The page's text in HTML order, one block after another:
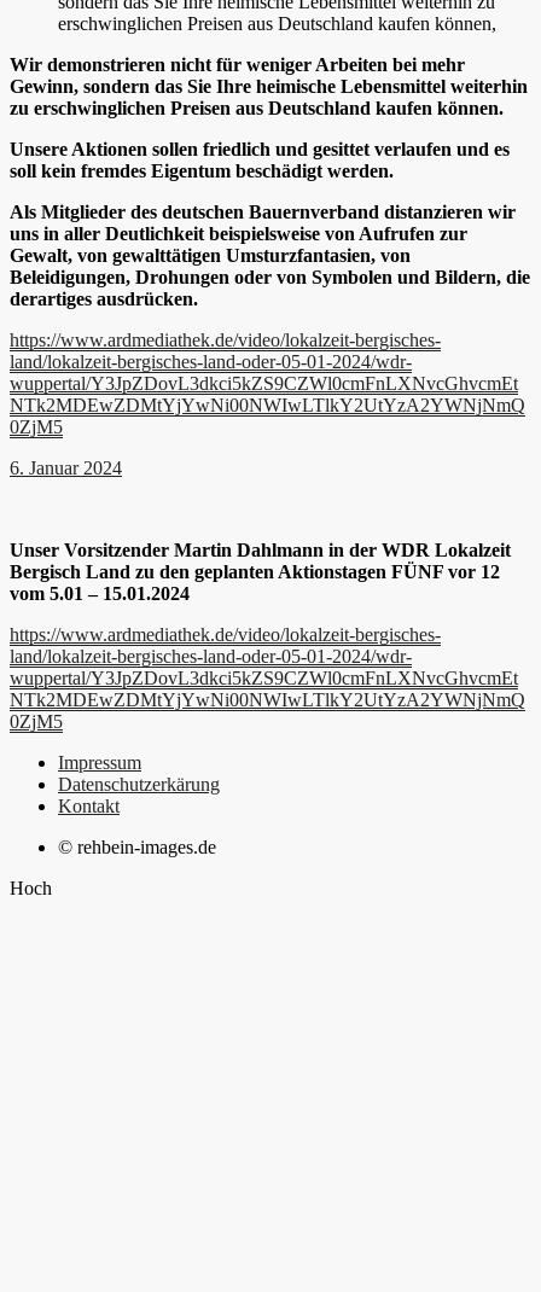
erschwinglichen Preisen aus Deutschland kaufen können,
Wir demonstrieren nicht für weniger Arbeiten bei mehr
Gewinn, sondern das Sie Ihre heimische Lebensmittel weiterhin
zu erschwinglichen Preisen aus Deutschland kaufen können.
Unsere Aktionen sollen friedlich und gesittet verlaufen und es
soll kein fremdes Eigentum beschädigt werden.
Als Mitglieder des deutschen Bauernverband distanzieren wir
uns in aller Deutlichkeit beispielsweise von Aufrufen zur
Gewalt, von gewalttätigen Umsturzfantasien, von
Beleidigungen, Drohungen oder von Symbolen und Bildern, die
derartiges ausdrücken.
https://www.ardmediathek.de/video/lokalzeit-bergisches-
land/lokalzeit-bergisches-land-oder-05-01-2024/wdr-
wuppertal/Y3JpZDovL3dkci5kZS9CZWl0cmFnLXNvcGhvcmEt
NTk2MDEwZDMtYjYwNi00NWIwLTlkY2UtYzA2YWNjNmQ
0ZjM5
6. Januar 2024
Unser Vorsitzender Martin Dahlmann in der WDR Lokalzeit
Bergisch Land zu den geplanten Aktionstagen FÜNF vor 12
vom 5.01 – 15.01.2024
https://www.ardmediathek.de/video/lokalzeit-bergisches-
land/lokalzeit-bergisches-land-oder-05-01-2024/wdr-
wuppertal/Y3JpZDovL3dkci5kZS9CZWl0cmFnLXNvcGhvcmEt
NTk2MDEwZDMtYjYwNi00NWIwLTlkY2UtYzA2YWNjNmQ
0ZjM5
Impressum
Datenschutzerkärung
Kontakt
© rehbein-images.de
Hoch